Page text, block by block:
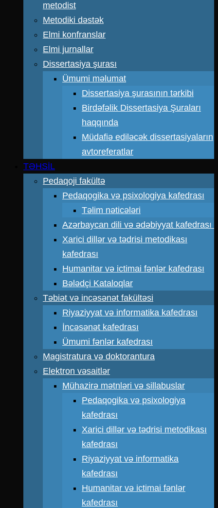
metodist
Metodiki dəstək
Elmi konfranslar
Elmi jurnallar
Dissertasiya şurası
Ümumi məlumat
Dissertasiya şurasının tərkibi
Birdəfəlik Dissertasiya Şuraları
haqqında
Müdafiə ediləcək dissertasiyaların
avtoreferatlar
TƏHSİL
Pedaqoji fakültə
Pedaqogika və psixologiya kafedrası
Təlim nəticələri
Azərbaycan dili və ədəbiyyat kafedrası
Xarici dillər və tədrisi metodikası
kafedrası
Humanitar və ictimai fənlər kafedrası
Bələdçi Kataloqlar
Təbiət və incəsənət fakültəsi
Riyaziyyat və informatika kafedrası
İncəsənət kafedrası
Ümumi fənlər kafedrası
Magistratura və doktorantura
Elektron vəsaitlər
Mühazirə mətnləri və sillabuslar
Pedaqogika və psixologiya
kafedrası
Xarici dillər və tədrisi metodikası
kafedrası
Riyaziyyat və informatika
kafedrası
Humanitar və ictimai fənlər
kafedrası